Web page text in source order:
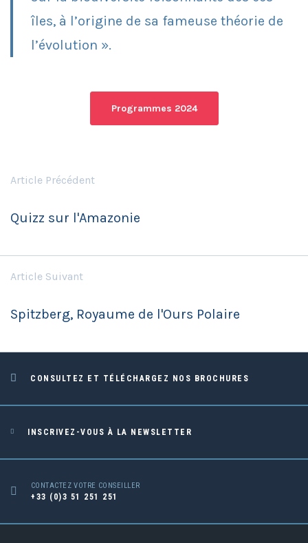
îles, à l’origine de sa fameuse théorie de
l’évolution ».
Programmes 2024
Article Précédent
Quizz sur l'Amazonie
Article Suivant
Spitzberg, Royaume de l'Ours Polaire
CONSULTEZ ET TÉLÉCHARGEZ NOS BROCHURES
INSCRIVEZ-VOUS À LA NEWSLETTER
CONTACTEZ VOTRE CONSEILLER
+33 (0)3 51 251 251